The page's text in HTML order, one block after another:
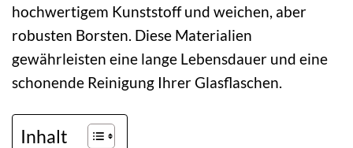
hochwertigem Kunststoff und weichen, aber
robusten Borsten. Diese Materialien
gewährleisten eine lange Lebensdauer und eine
schonende Reinigung Ihrer Glasflaschen.
Inhalt